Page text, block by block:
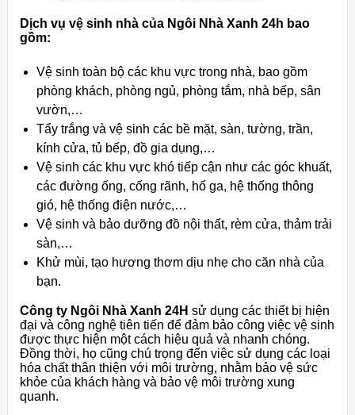
Dịch vụ vệ sinh nhà của Ngôi Nhà Xanh 24h bao
gồm:
Vệ sinh toàn bộ các khu vực trong nhà, bao gồm
phòng khách, phòng ngủ, phòng tắm, nhà bếp, sân
vườn,…
Tẩy trắng và vệ sinh các bề mặt, sàn, tường, trần,
kính cửa, tủ bếp, đồ gia dụng,…
Vệ sinh các khu vực khó tiếp cận như các góc khuất,
các đường ống, cống rãnh, hố ga, hệ thống thông
gió, hệ thống điện nước,…
Vệ sinh và bảo dưỡng đồ nội thất, rèm cửa, thảm trải
sàn,…
Khử mùi, tạo hương thơm dịu nhẹ cho căn nhà của
bạn.
Công ty Ngôi Nhà Xanh 24H sử dụng các thiết bị hiện
đại và công nghệ tiên tiến để đảm bảo công việc vệ sinh
được thực hiện một cách hiệu quả và nhanh chóng.
Đồng thời, họ cũng chú trọng đến việc sử dụng các loại
hóa chất thân thiện với môi trường, nhằm bảo vệ sức
khỏe của khách hàng và bảo vệ môi trường xung
quanh.